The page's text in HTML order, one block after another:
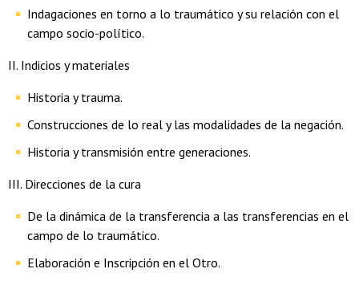
Indagaciones en torno a lo traumático y su relación con el
campo socio-político.
II. Indicios y materiales
Historia y trauma.
Construcciones de lo real y las modalidades de la negación.
Historia y transmisión entre generaciones.
III. Direcciones de la cura
De la dinámica de la transferencia a las transferencias en el
campo de lo traumático.
Elaboración e Inscripción en el Otro.